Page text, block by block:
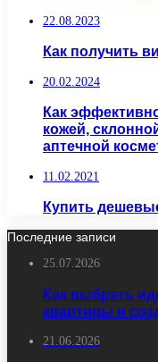
22.08.2023
Как получить
20.02.2024
Как
кожей,
аптечной
11.02.2021
Купить
Последние записи
25.07.2026
Как выбрать
квартиры и
21.06.2026